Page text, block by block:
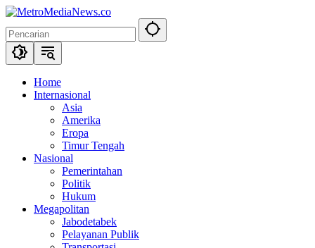
Langsung
konten
Home
Internasional
Asia
Amerika
Eropa
Timur Tengah
Nasional
Pemerintahan
Politik
Hukum
Megapolitan
Jabodetabek
Pelayanan Publik